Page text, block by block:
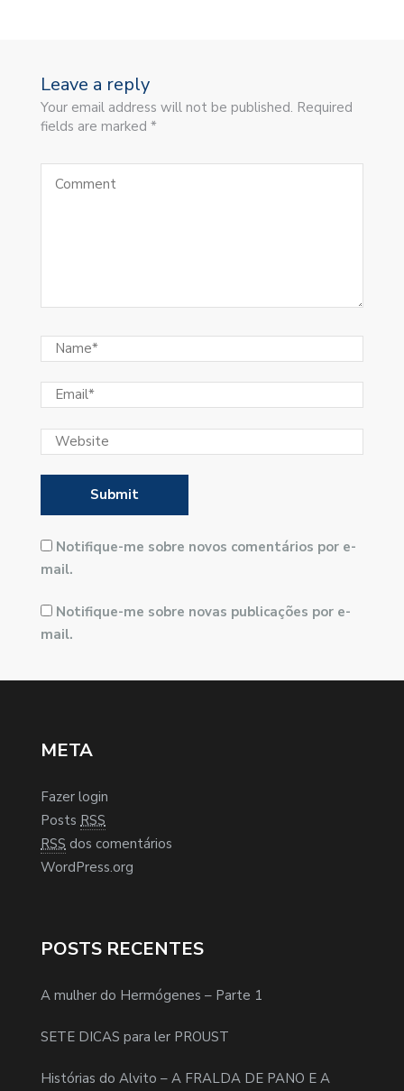
Leave a reply
Your email address will not be published. Required
fields are marked *
Notifique-me sobre novos comentários por e-
mail.
Notifique-me sobre novas publicações por e-
mail.
META
Fazer login
Posts RSS
RSS dos comentários
WordPress.org
POSTS RECENTES
A mulher do Hermógenes – Parte 1
SETE DICAS para ler PROUST
Histórias do Alvito – A FRALDA DE PANO E A